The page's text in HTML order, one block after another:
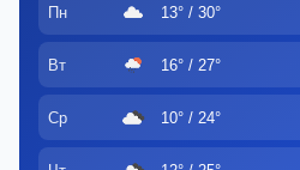
Пн 13° / 30°
Вт 16° / 27°
Ср 10° / 24°